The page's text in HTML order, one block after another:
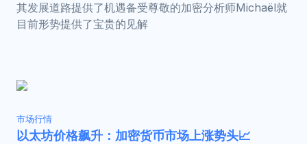
其发展道路提供了机遇备受尊敬的加密分析师Michaël就
目前形势提供了宝贵的见解
市场行情
以太坊价格飙升：加密货币市场上涨势头📈